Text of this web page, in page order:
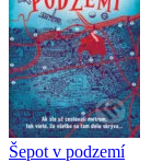
Šepot v podzemí